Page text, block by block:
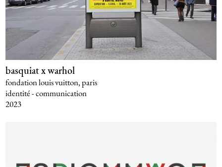
basquiat x warhol
fondation louis vuitton, paris
identité - communication
2023